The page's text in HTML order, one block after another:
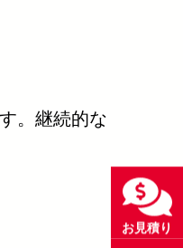
。継続的な
お見積り